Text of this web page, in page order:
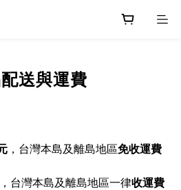
送與運費
， 台灣本島及離島地區免收運費
，台灣本島及離島地區一律收運費